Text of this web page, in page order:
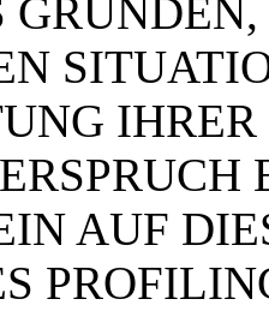
IHRER
AUF